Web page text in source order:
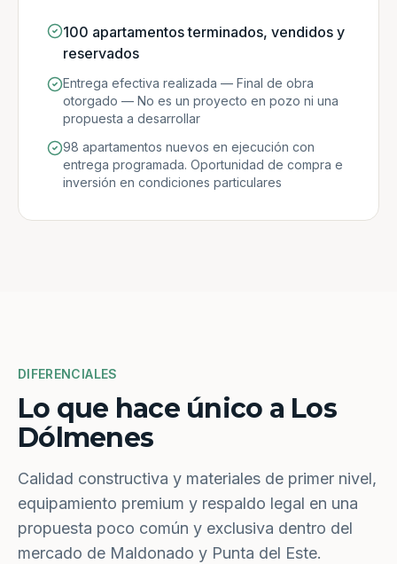
100 apartamentos terminados, vendidos y
reservados
Entrega efectiva realizada — Final de obra
otorgado — No es un proyecto en pozo ni una
propuesta a desarrollar
98 apartamentos nuevos en ejecución con
entrega programada. Oportunidad de compra e
inversión en condiciones particulares
DIFERENCIALES
Lo que hace único a Los
Dólmenes
Calidad constructiva y materiales de primer nivel,
equipamiento premium y respaldo legal en una
propuesta poco común y exclusiva dentro del
mercado de Maldonado y Punta del Este.